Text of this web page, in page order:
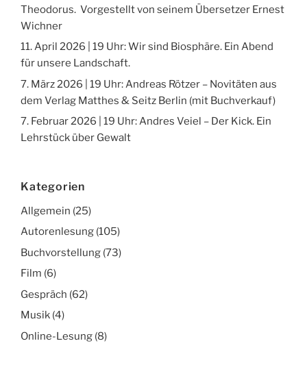
Theodorus. Vorgestellt von seinem Übersetzer Ernest
Wichner
11. April 2026 | 19 Uhr: Wir sind Biosphäre. Ein Abend
für unsere Landschaft.
7. März 2026 | 19 Uhr: Andreas Rötzer – Novitäten aus
dem Verlag Matthes & Seitz Berlin (mit Buchverkauf)
7. Februar 2026 | 19 Uhr: Andres Veiel – Der Kick. Ein
Lehrstück über Gewalt
Kategorien
Allgemein (25)
Autorenlesung (105)
Buchvorstellung (73)
Film (6)
Gespräch (62)
Musik (4)
Online-Lesung (8)